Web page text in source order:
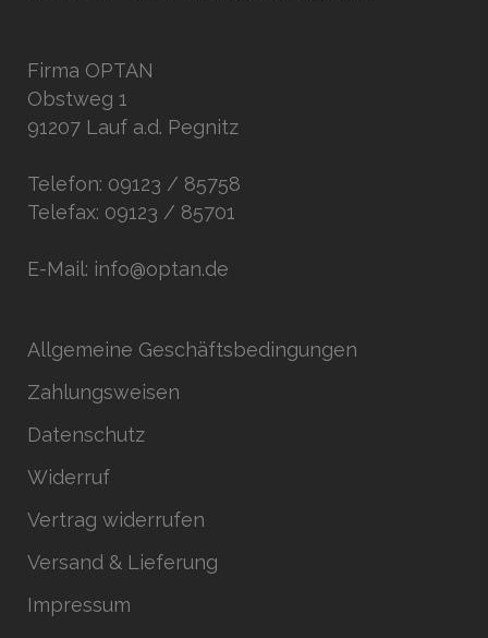
Firma OPTAN
Obstweg 1
91207 Lauf a.d. Pegnitz
Telefon: 09123 / 85758
Telefax: 09123 / 85701
E-Mail: info@optan.de
Allgemeine Geschäftsbedingungen
Zahlungsweisen
Datenschutz
Widerruf
Vertrag widerrufen
Versand & Lieferung
Impressum